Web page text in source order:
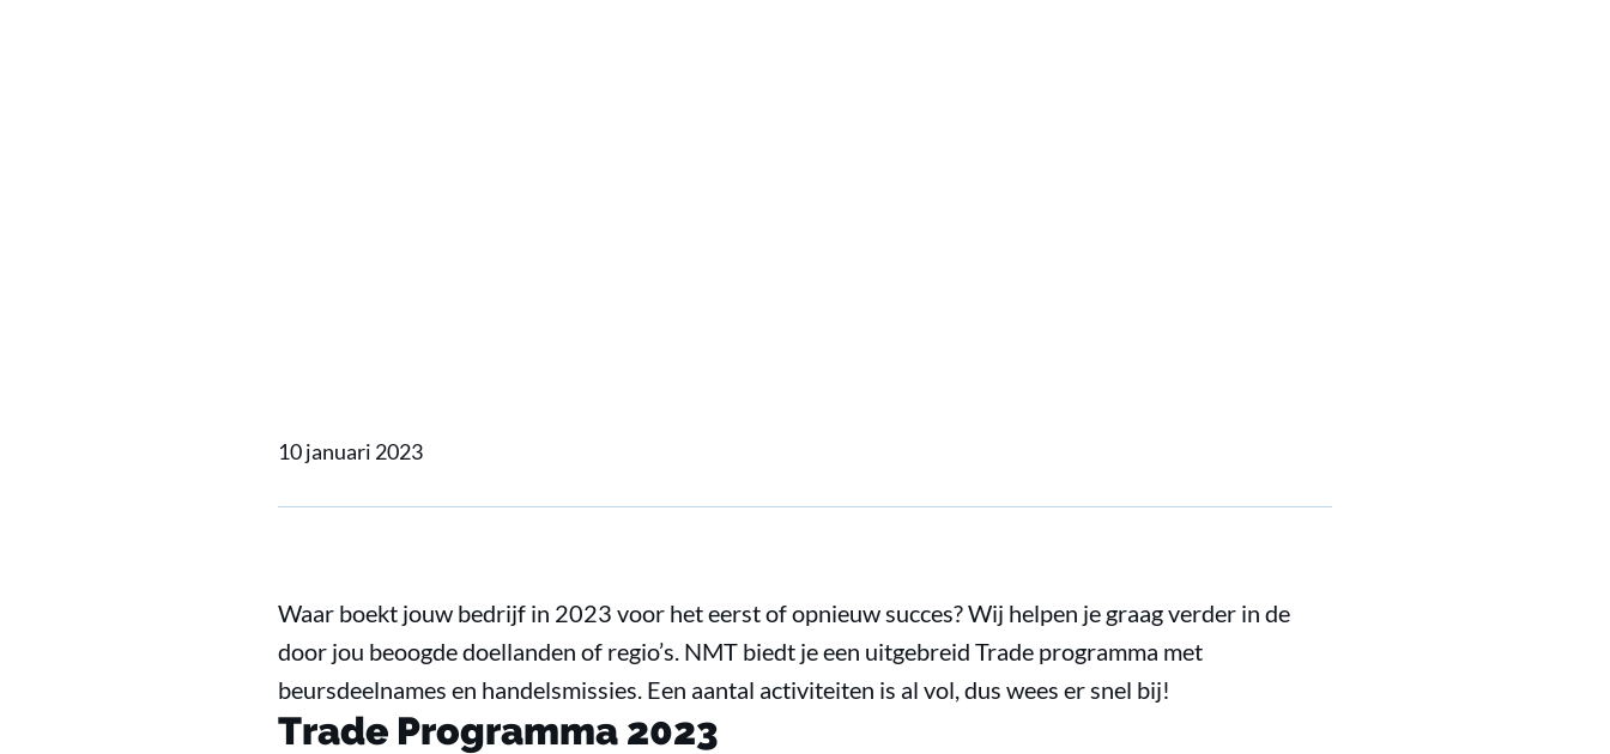
10 januari 2023
Waar boekt jouw bedrijf in 2023 voor het eerst of opnieuw succes? Wij helpen je graag verder in de
door jou beoogde doellanden of regio’s. NMT biedt je een uitgebreid Trade programma met
beursdeelnames en handelsmissies. Een aantal activiteiten is al vol, dus wees er snel bij!
Trade Programma 2023